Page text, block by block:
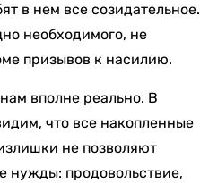
в нем все созидательное.
необходимого, не
призывов к насилию.
вполне реально. В
что все накопленные
не позволяют
нужды: продовольствие,